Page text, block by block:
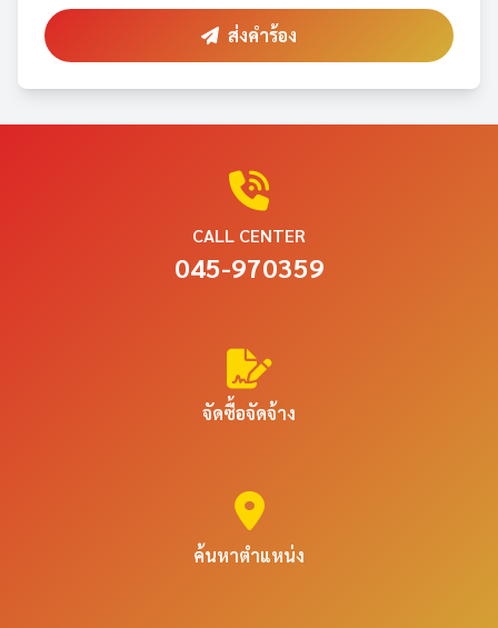
ส่งคำร้อง
CALL CENTER
045-970359
จัดซื้อจัดจ้าง
ค้นหาตำแหน่ง